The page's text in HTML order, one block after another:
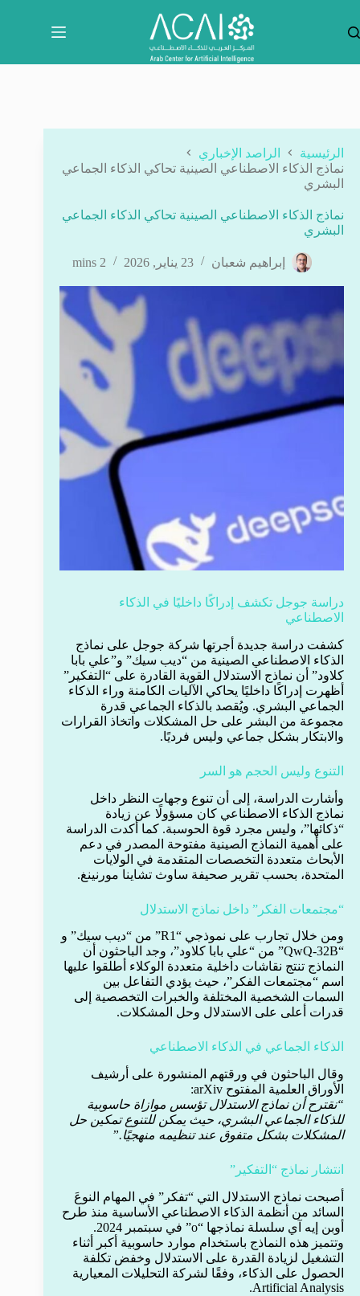
المحتوى
الرئيسية
الراصد الإخباري
نماذج الذكاء الاصطناعي الصينية تحاكي الذكاء الجماعي
البشري
نماذج الذكاء الاصطناعي الصينية تحاكي الذكاء الجماعي
البشري
إبراهيم شعبان 23 يناير, 2026 2 mins
دراسة جوجل تكشف إدراكًا داخليًا في الذكاء
الاصطناعي
كشفت دراسة جديدة أجرتها شركة جوجل على نماذج
الذكاء الاصطناعي الصينية من “ديب سيك” و”علي بابا
كلاود” أن نماذج الاستدلال القوية القادرة على “التفكير”
أظهرت إدراكًا داخليًا يحاكي الآليات الكامنة وراء الذكاء
الجماعي البشري. ويُقصد بالذكاء الجماعي قدرة
مجموعة من البشر على حل المشكلات واتخاذ القرارات
والابتكار بشكل جماعي وليس فرديًا.
التنوع وليس الحجم هو السر
وأشارت الدراسة، إلى أن تنوع وجهات النظر داخل
نماذج الذكاء الاصطناعي كان مسؤولًا عن زيادة
“ذكائها”، وليس مجرد قوة الحوسبة. كما أكدت الدراسة
على أهمية النماذج الصينية مفتوحة المصدر في دعم
الأبحاث متعددة التخصصات المتقدمة في الولايات
المتحدة، بحسب تقرير صحيفة ساوث تشاينا مورنينغ.
“مجتمعات الفكر” داخل نماذج الاستدلال
ومن خلال تجارب على نموذجي “R1” من “ديب سيك” و
“QwQ-32B” من “علي بابا كلاود”، وجد الباحثون أن
النماذج تنتج نقاشات داخلية متعددة الوكلاء أطلقوا عليها
اسم “مجتمعات الفكر”، حيث يؤدي التفاعل بين
السمات الشخصية المختلفة والخبرات التخصصية إلى
قدرات أعلى على الاستدلال وحل المشكلات.
الذكاء الجماعي في الذكاء الاصطناعي
وقال الباحثون في ورقتهم المنشورة على أرشيف
الأوراق العلمية المفتوح arXiv:
“نقترح أن نماذج الاستدلال تؤسس موازاة حاسوبية
للذكاء الجماعي البشري، حيث يمكن للتنوع تمكين حل
المشكلات بشكل متفوق عند تنظيمه منهجيًا.”
انتشار نماذج “التفكير”
أصبحت نماذج الاستدلال التي “تفكر” في المهام النوعَ
السائد من أنظمة الذكاء الاصطناعي الأساسية منذ طرح
أوبن إيه آي سلسلة نماذجها “o” في سبتمبر 2024.
وتتميز هذه النماذج باستخدام موارد حاسوبية أكبر أثناء
التشغيل لزيادة القدرة على الاستدلال وخفض تكلفة
الحصول على الذكاء، وفقًا لشركة التحليلات المعيارية
Artificial Analysis.